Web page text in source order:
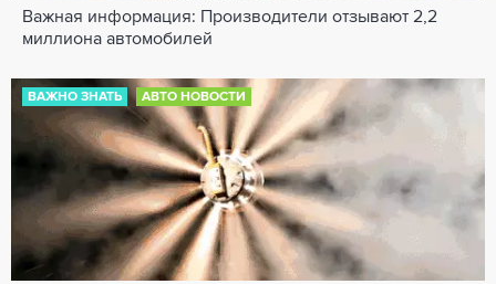
Важная информация: Производители отзывают 2,2
миллиона автомобилей
ВАЖНО ЗНАТЬ АВТО НОВОСТИ